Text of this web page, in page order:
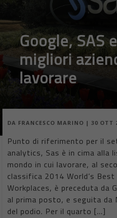
Google, SAS
migliori
lavorare
DA FRANCESCO MARINO | 30 OTT
Punto di riferimento per il
analytics, Sas è in cima alla
mondo in cui lavorare, al
classifica 2014 World’s
Workplaces, è preceduta da
al prima posto, e seguita da
del podio. Per il quarto […]